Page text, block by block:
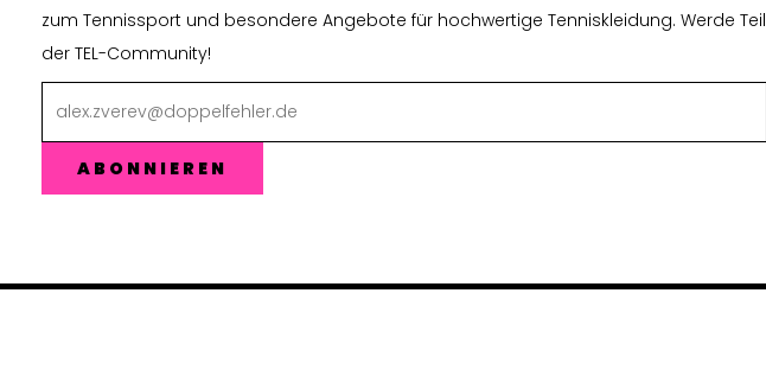
zum Tennissport und besondere Angebote für hochwertige Tenniskleidung. Werde Teil
der TEL-Community!